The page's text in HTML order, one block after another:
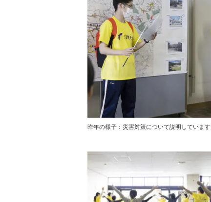
昨年の様子：災害対策について説明しています